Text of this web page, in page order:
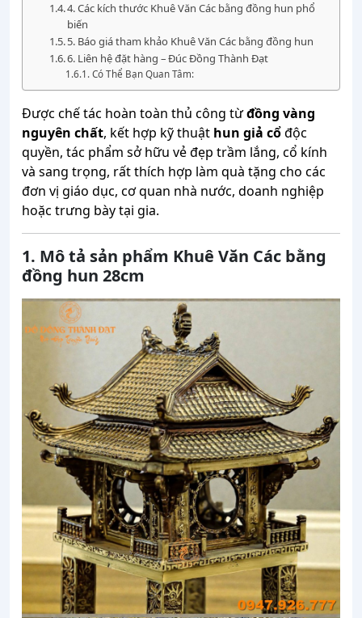
4. Các kích thước Khuê Văn Các bằng đồng hun phổ
biến
5. Báo giá tham khảo Khuê Văn Các bằng đồng hun
6. Liên hệ đặt hàng – Đúc Đồng Thành Đạt
Có Thể Bạn Quan Tâm:
Được chế tác hoàn toàn thủ công từđồng vàng
nguyên chất, kết hợp kỹ thuật hun giả cổđộc
quyền, tác phẩm sở hữu vẻ đẹp trầm lắng, cổ kính
và sang trọng, rất thích hợp làm quà tặng cho các
đơn vị giáo dục, cơ quan nhà nước, doanh nghiệp
hoặc trưng bày tại gia.
1. Mô tả sản phẩm Khuê Văn Các bằng
đồng hun 28cm